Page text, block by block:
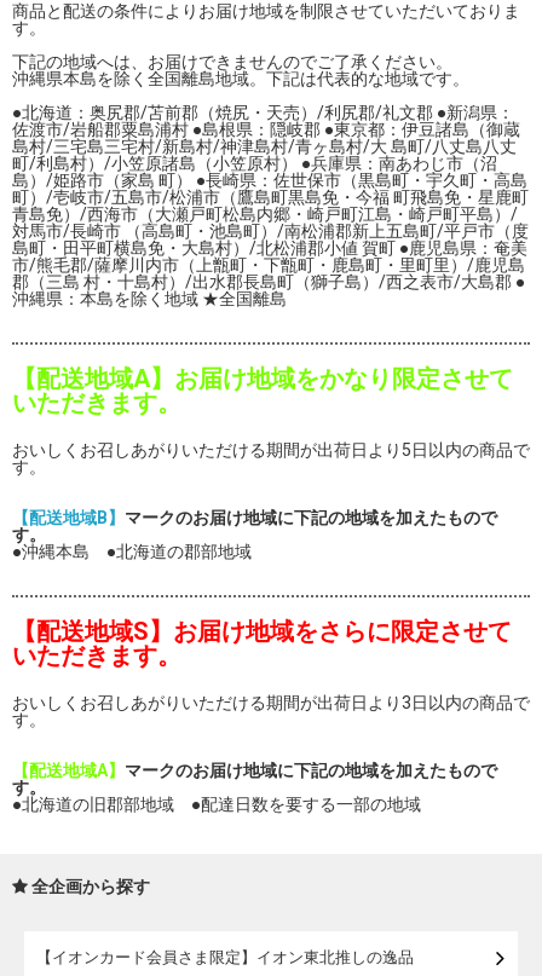
商品と配送の条件によりお届け地域を制限させていただいておりま
す。
下記の地域へは、お届けできませんのでご了承ください。
沖縄県本島を除く全国離島地域。下記は代表的な地域です。
●北海道：奥尻郡/苫前郡（焼尻・天売）/利尻郡/礼文郡 ●新潟県：
佐渡市/岩船郡粟島浦村 ●島根県：隠岐郡 ●東京都：伊豆諸島（御蔵
島村/三宅島三宅村/新島村/神津島村/青ヶ島村/大 島町/八丈島八丈
町/利島村）/小笠原諸島（小笠原村） ●兵庫県：南あわじ市（沼
島）/姫路市（家島 町） ●長崎県：佐世保市（黒島町・宇久町・高島
町）/壱岐市/五島市/松浦市（鷹島町黒島免・今福 町飛島免・星鹿町
青島免）/西海市（大瀬戸町松島内郷・崎戸町江島・崎戸町平島）/
対馬市/長崎市 （高島町・池島町）/南松浦郡新上五島町/平戸市（度
島町・田平町横島免・大島村）/北松浦郡小値 賀町 ●鹿児島県：奄美
市/熊毛郡/薩摩川内市（上甑町・下甑町・鹿島町・里町里）/鹿児島
郡（三島 村・十島村）/出水郡長島町（獅子島）/西之表市/大島郡 ●
沖縄県：本島を除く地域 ★全国離島
【配送地域A】お届け地域をかなり限定させて
いただきます。
おいしくお召しあがりいただける期間が出荷日より5日以内の商品で
す。
【配送地域B】 マークのお届け地域に下記の地域を加えたもので
す。
●沖縄本島 ●北海道の郡部地域
【配送地域S】お届け地域をさらに限定させて
いただきます。
おいしくお召しあがりいただける期間が出荷日より3日以内の商品で
す。
【配送地域A】 マークのお届け地域に下記の地域を加えたもので
す。
●北海道の旧郡部地域 ●配達日数を要する一部の地域
全企画から探す
【イオンカード会員さま限定】イオン東北推しの逸品